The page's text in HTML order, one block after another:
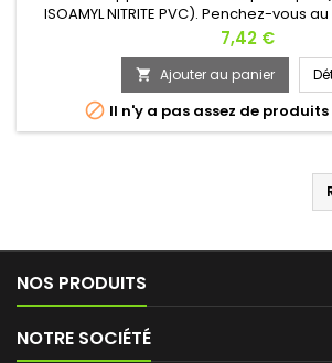
ISOAMYL NITRITE PVC). Penchez-vous
béant où vous prendrez un plaisir
large du Poppers ISOPROPYL NITRITE
effluves hors de la bouteille. Ce sont
molécules aphrodisiaques et
les amateurs...
Prix
7,42 €
 Ajouter au panier
 Il n'y a pas assez de
NOS PRODUITS
NOTRE SOCIÉTÉ